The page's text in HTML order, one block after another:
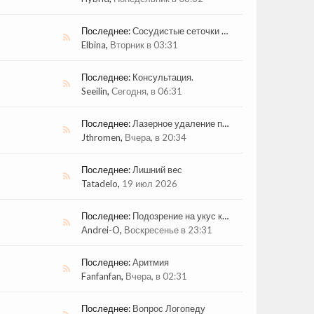
Последнее:Сосудистые сеточки и судороги икроножные
Elbina, Вторник в 03:31
Последнее: Консультация.
Seeilin, Сегодня, в 06:31
Последнее: Лазерное удаление подошвенной бородавки
Jthromen, Вчера, в 20:34
Последнее: Лишний вeс
Tatadelo, 19 июл 2026
Последнее: Подозрение на укус клеща
Andrei-O, Воскресенье в 23:31
Последнее:Аритмия
Fanfanfan, Вчера, в 02:31
Последнее: Вопрос Логопеду